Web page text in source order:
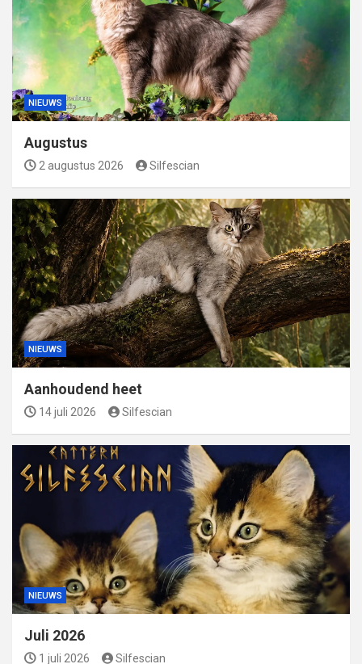
NIEUWS
Augustus
2 augustus 2026 Silfescian
NIEUWS
Aanhoudend heet
14 juli 2026 Silfescian
NIEUWS
Juli 2026
1 juli 2026 Silfescian